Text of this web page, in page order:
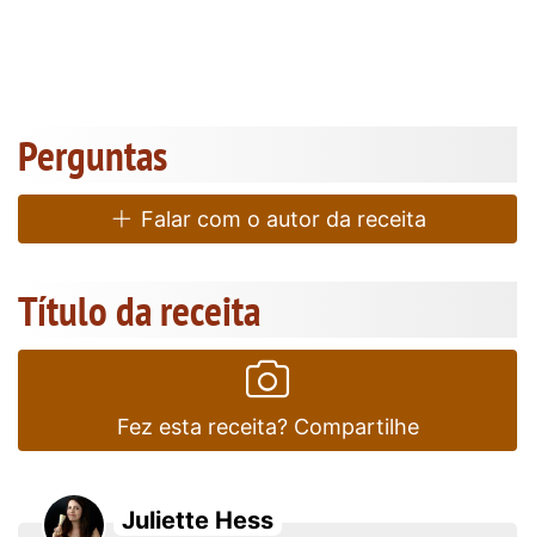
Perguntas
Falar com o autor da receita
Título da receita
Fez esta receita? Compartilhe
Juliette Hess